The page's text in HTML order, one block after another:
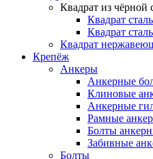
Квадрат из чёрной
Квадрат
Квадрат
Квадрат
Крепёж
Анкеры
Анкерные
Клиновые
Анкерные
Рамные
Болты
Забивные
Болты